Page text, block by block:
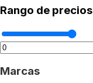
Rango de precios
Marcas